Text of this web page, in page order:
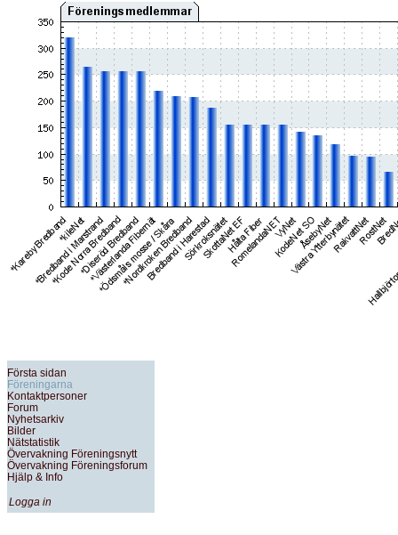
Första sidan
Föreningarna
Kontaktpersoner
Forum
Nyhetsarkiv
Bilder
Nätstatistik
Övervakning Föreningsnytt
Övervakning Föreningsforum
Hjälp & Info
Logga in